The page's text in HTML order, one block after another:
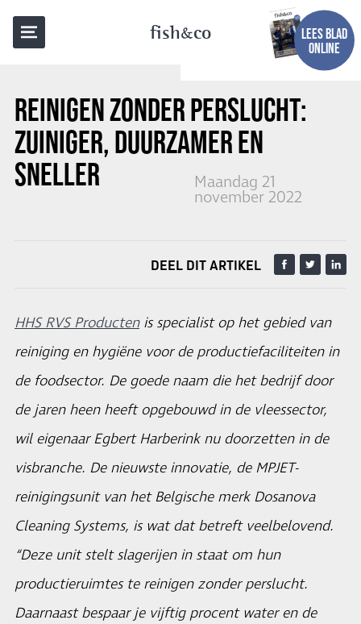
fishco
LEES BLAD
ONLINE
REINIGEN ZONDER PERSLUCHT:
ZUINIGER, DUURZAMER EN
SNELLER
Maandag 21
november 2022
TERUG NAAR OVERZICHT
DEEL DIT ARTIKEL
HHS RVS Productenis specialist op het gebied van
reiniging en hygiëne voor de productiefaciliteiten in
de foodsector. De goede naam die het bedrijf door
de jaren heen heeft opgebouwd in de vleessector,
wil eigenaar Egbert Harberink nu doorzetten in de
visbranche. De nieuwste innovatie, de MPJET-
reinigingsunit van het Belgische merk Dosanova
Cleaning Systems, is wat dat betreft veelbelovend.
“Deze unit stelt slagerijen in staat om hun
productieruimtes te reinigen zonder perslucht.
Daarnaast bespaar je vijftig procent water en de